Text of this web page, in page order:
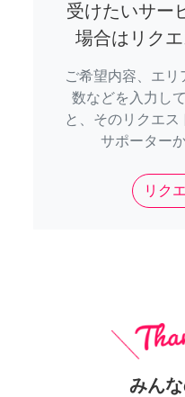
受けたいサー
場合はリク
ご希望内容、エ
数などを入力し
と、そのリクエ
サポーター
リク
みん